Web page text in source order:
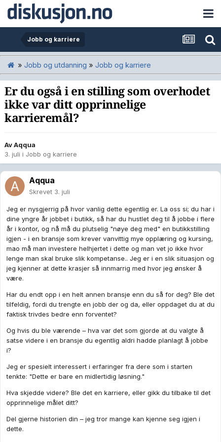
Jobb og karriere
» Jobb og utdanning » Jobb og karriere
Er du også i en stilling som overhodet
ikke var ditt opprinnelige
karrieremål?
AvAqqua
3. juli i Jobb og karriere
Aqqua
Skrevet 3. juli
Jeg er nysgjerrig på hvor vanlig dette egentlig er. La oss si; du har i
dine yngre år jobbet i butikk, så har du hustlet deg til å jobbe i flere
år i kontor, og nå må du plutselig "nøye deg med" en butikkstilling
igjen - i en bransje som krever vanvittig mye opplæring og kursing,
mao må man investere helhjertet i dette og man vet jo ikke hvor
lenge man skal bruke slik kompetanse.. Jeg er i en slik situasjon og
jeg kjenner at dette krasjer så innmarrig med hvor jeg ønsker å
være.
Har du endt opp i en helt annen bransje enn du så for deg? Ble det
tilfeldig, fordi du trengte en jobb der og da, eller oppdaget du at du
faktisk trivdes bedre enn forventet?
Og hvis du ble værende – hva var det som gjorde at du valgte å
satse videre i en bransje du egentlig aldri hadde planlagt å jobbe
i?
Jeg er spesielt interessert i erfaringer fra dere som i starten
tenkte: "Dette er bare en midlertidig løsning."
Hva skjedde videre? Ble det en karriere, eller gikk du tilbake til det
opprinnelige målet ditt?
Del gjerne historien din – jeg tror mange kan kjenne seg igjen i
dette.